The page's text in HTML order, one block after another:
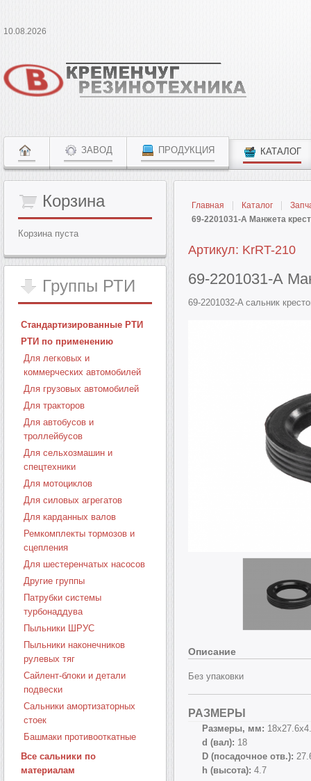
10.08.2026
ЗАВОД ПРОДУКЦИЯ КАТАЛОГ
Главная Каталог
69-2201031-А Манжета
Артикул: KrRT-210
69-2201031-А
69-2201032-A сальник
Описание
Без упаковки
РАЗМЕРЫ
Размеры, мм:
d (вал): 18
D (посадочное отв.):
h (высота): 4.7
Корзина
Корзина пуста
Группы РТИ
Стандартизированные РТИ
РТИ по применению
Для легковых и
коммерческих автомобилей
Для грузовых автомобилей
Для тракторов
Для автобусов и
троллейбусов
Для сельхозмашин и
спецтехники
Для мотоциклов
Для силовых агрегатов
Для карданных валов
Ремкомплекты тормозов и
сцепления
Для шестеренчатых насосов
Другие группы
Патрубки системы
турбонаддува
Пыльники ШРУС
Пыльники наконечников
рулевых тяг
Сайлент-блоки и детали
подвески
Сальники амортизаторных
стоек
Башмаки противооткатные
Все сальники по
материалам